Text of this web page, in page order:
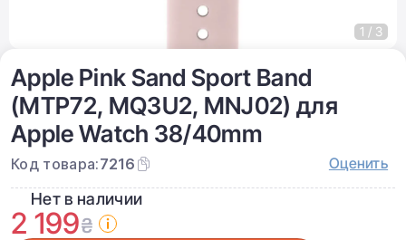
Apple Pink Sand Sport Band
(MTP72, MQ3U2, MNJ02) для
Apple Watch 38/40mm
Код товара:7216 Оценить
Нет в наличии
2 199₴
1 / 3